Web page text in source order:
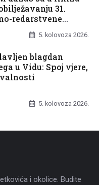
31.
redarstvene
5. kolovoza 2026.
blagdan
u Vidu: Spoj vjere,
5. kolovoza 2026.
i okolice. Budite